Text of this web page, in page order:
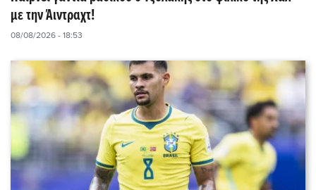
με την Άιντραχτ!
08/08/2026 - 18:53